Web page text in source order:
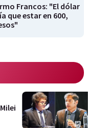
Francos: "El dólar
que estar en 600,